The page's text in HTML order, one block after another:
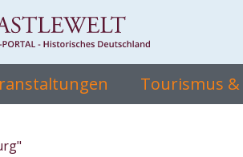
Tourismus &